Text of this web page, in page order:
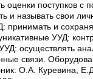
поступков с
свои личные
принимать и
УУД:
осуществлять
связи.
О.А. Куревина,